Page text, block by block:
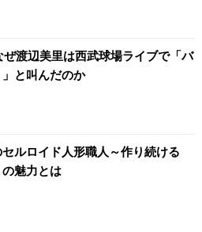
ぜ渡辺美里は西武球場ライブで「バ
と叫んだのか
セルロイド人形職人～作り続ける
の魅力とは